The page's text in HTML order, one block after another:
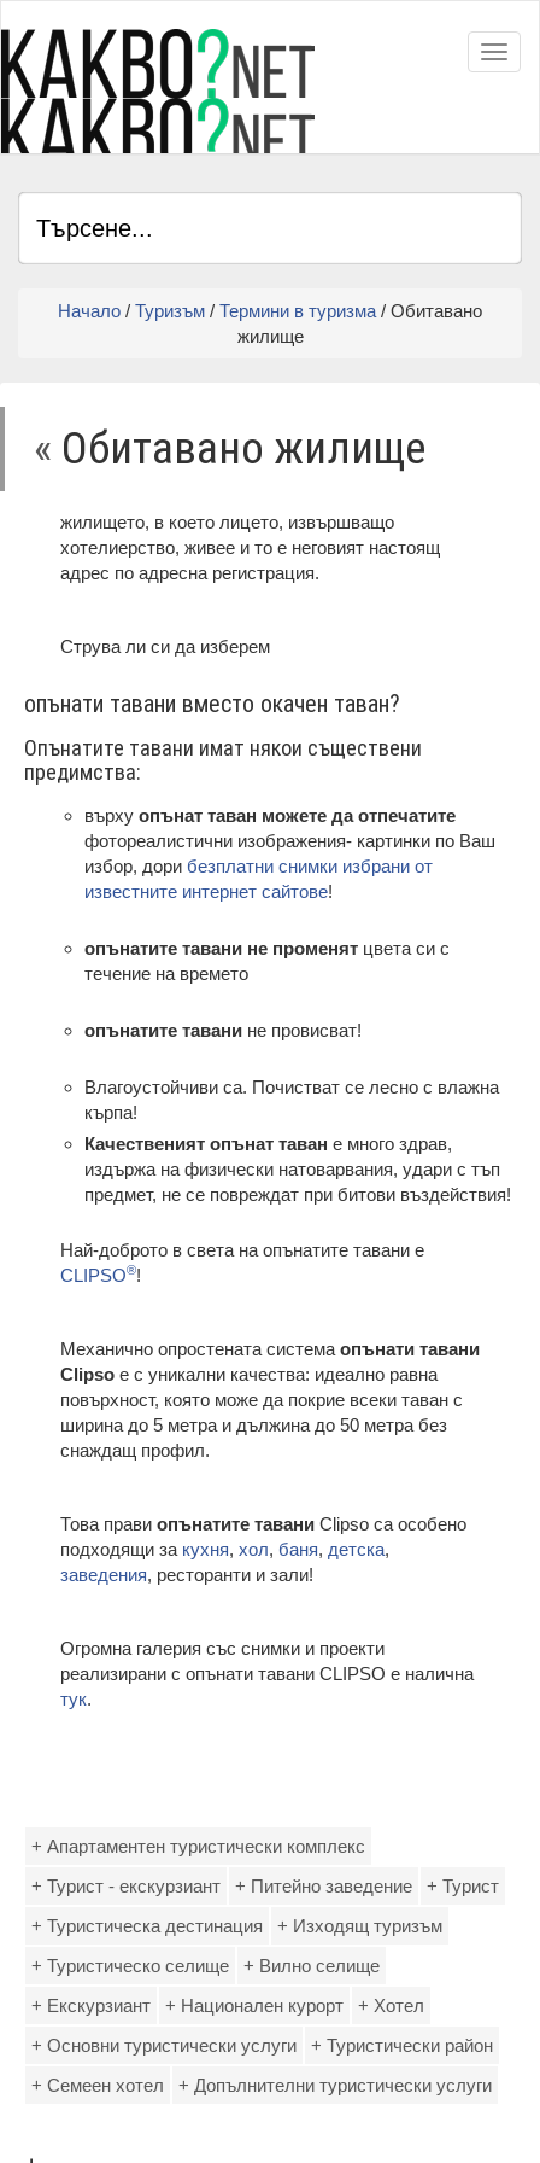
Начало / Туризъм / Термини в туризма / Обитавано
жилище
« Обитавано жилище
жилището, в което лицето, извършващо
хотелиерство, живее и то е неговият настоящ
адрес по адресна регистрация.
Струва ли си да изберем
опънати тавани вместо окачен таван?
Опънатите тавани имат някои съществени
предимства:
върху опънат таван можете да отпечатите
фотореалистични изображения- картинки по Ваш
избор, дори безплатни снимки избрани от
известните интернет сайтове!
опънатите тавани не променят цвета си с
течение на времето
опънатите тавани не провисват!
Влагоустойчиви са. Почистват се лесно с влажна
кърпа!
Качественият опънат таван е много здрав,
издържа на физически натоварвания, удари с тъп
предмет, не се повреждат при битови въздействия!
Най-доброто в света на опънатите тавани е
CLIPSO®!
Механично опростената система опънати тавани
Clipso е с уникални качества: идеално равна
повърхност, която може да покрие всеки таван с
ширина до 5 метра и дължина до 50 метра без
снаждащ профил.
Това прави опънатите тавани Clipso са особено
подходящи за кухня, хол, баня, детска,
заведения, ресторанти и зали!
Огромна галерия със снимки и проекти
реализирани с опънати тавани CLIPSO е налична
тук.
+ Апартаментен туристически комплекс
+ Турист - екскурзиант
+ Питейно заведение
+ Турист
+ Туристическа дестинация
+ Изходящ туризъм
+ Туристическо селище
+ Вилно селище
+ Екскурзиант
+ Национален курорт
+ Хотел
+ Основни туристически услуги
+ Туристически район
+ Семеен хотел
+ Допълнителни туристически услуги